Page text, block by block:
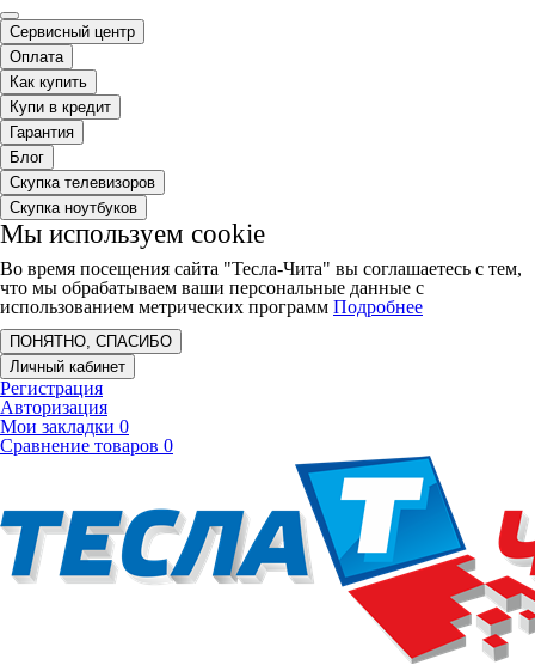
Сервисный центр
Оплата
Как купить
Купи в кредит
Гарантия
Блог
Скупка телевизоров
Скупка ноутбуков
Мы используем cookie
Во время посещения сайта "Тесла-Чита" вы соглашаетесь с тем,
что мы обрабатываем ваши персональные данные с
использованием метрических программ Подробнее
ПОНЯТНО, СПАСИБО
Личный кабинет
Регистрация
Авторизация
Мои закладки 0
Сравнение товаров 0